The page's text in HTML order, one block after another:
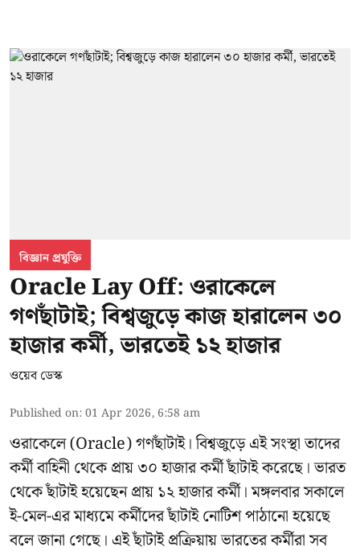
বিজ্ঞান প্রযুক্তি
Oracle Lay Off: ওরাকেলে
গণছাঁটাই; বিশ্বজুড়ে কাজ হারালেন ৩০
হাজার কর্মী, ভারতেই ১২ হাজার
ওয়েব ডেস্ক
Published on:01 Apr 2026, 6:58 am
ওরাকেলে (Oracle) গণছাঁটাই। বিশ্বজুড়ে এই সংস্থা তাদের
কর্মী বাহিনী থেকে প্রায় ৩০ হাজার কর্মী ছাঁটাই করেছে। ভারত
থেকে ছাঁটাই হয়েছেন প্রায় ১২ হাজার কর্মী। মঙ্গলবার সকালে
ই-মেল-এর মাধ্যমে কর্মীদের ছাঁটাই নোটিশ পাঠানো হয়েছে
বলে জানা গেছে। এই ছাঁটাই প্রক্রিয়ায় ভারতের কর্মীরা সব